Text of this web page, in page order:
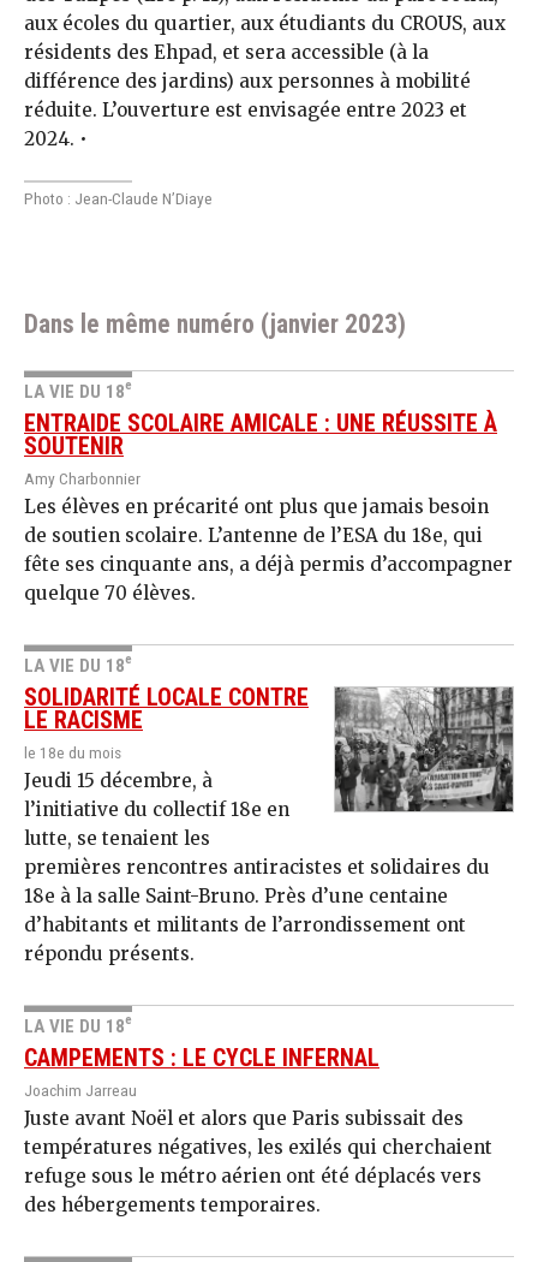
aux écoles du quartier, aux étudiants du CROUS, aux
résidents des Ehpad, et sera accessible (à la
différence des jardins) aux personnes à mobilité
réduite. L’ouverture est envisagée entre 2023 et
2024. •
Photo : Jean-Claude N’Diaye
Dans le même numéro (janvier 2023)
LA VIE DU 18e
ENTRAIDE SCOLAIRE AMICALE : UNE RÉUSSITE À
SOUTENIR
Amy Charbonnier
Les élèves en précarité ont plus que jamais besoin
de soutien scolaire. L’antenne de l’ESA du 18e, qui
fête ses cinquante ans, a déjà permis d’accompagner
quelque 70 élèves.
LA VIE DU 18e
SOLIDARITÉ LOCALE CONTRE
LE RACISME
le 18e du mois
Jeudi 15 décembre, à
l’initiative du collectif 18e en
lutte, se tenaient les
premières rencontres antiracistes et solidaires du
18e à la salle Saint-Bruno. Près d’une centaine
d’habitants et militants de l’arrondissement ont
répondu présents.
LA VIE DU 18e
CAMPEMENTS : LE CYCLE INFERNAL
Joachim Jarreau
Juste avant Noël et alors que Paris subissait des
températures négatives, les exilés qui cherchaient
refuge sous le métro aérien ont été déplacés vers
des hébergements temporaires.